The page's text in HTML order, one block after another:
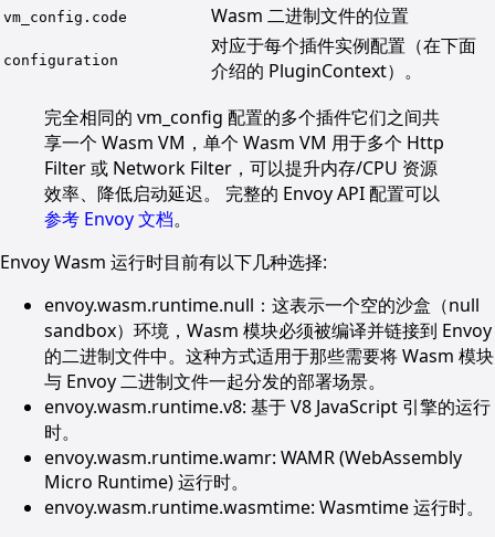
vm_config.code Wasm 二进制文件的位置
configuration
对应于每个插件实例配置（在下面
介绍的 PluginContext）。
完全相同的 vm_config 配置的多个插件它们之间共
享一个 Wasm VM，单个 Wasm VM 用于多个 Http
Filter 或 Network Filter，可以提升内存/CPU 资源
效率、降低启动延迟。 完整的 Envoy API 配置可以
参考 Envoy 文档。
Envoy Wasm 运行时目前有以下几种选择:
envoy.wasm.runtime.null：这表示一个空的沙盒（null
sandbox）环境，Wasm 模块必须被编译并链接到 Envoy
的二进制文件中。这种方式适用于那些需要将 Wasm 模块
与 Envoy 二进制文件一起分发的部署场景。
envoy.wasm.runtime.v8: 基于 V8 JavaScript 引擎的运行
时。
envoy.wasm.runtime.wamr: WAMR (WebAssembly
Micro Runtime) 运行时。
envoy.wasm.runtime.wasmtime: Wasmtime 运行时。